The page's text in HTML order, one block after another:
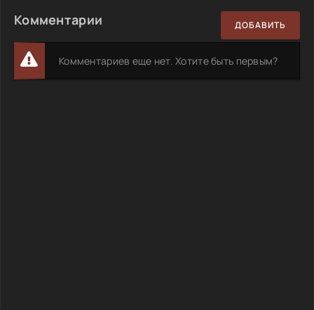
Комментарии ДОБАВИТЬ
Комментариев еще нет. Хотите быть первым?